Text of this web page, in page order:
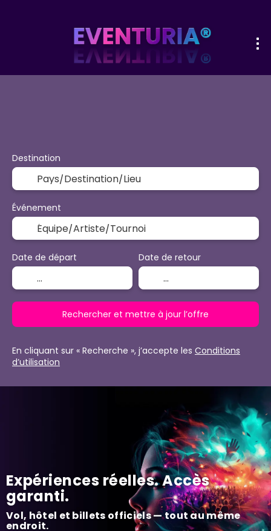
Expériences réelles. Accès
garanti.
Vol, hôtel et billets officiels — tout au même
endroit.
Destination
Événement
Date de départ Date de retour
Rechercher et mettre à jour l’offre
En cliquant sur « Recherche », j’accepte les Conditions
d’utilisation